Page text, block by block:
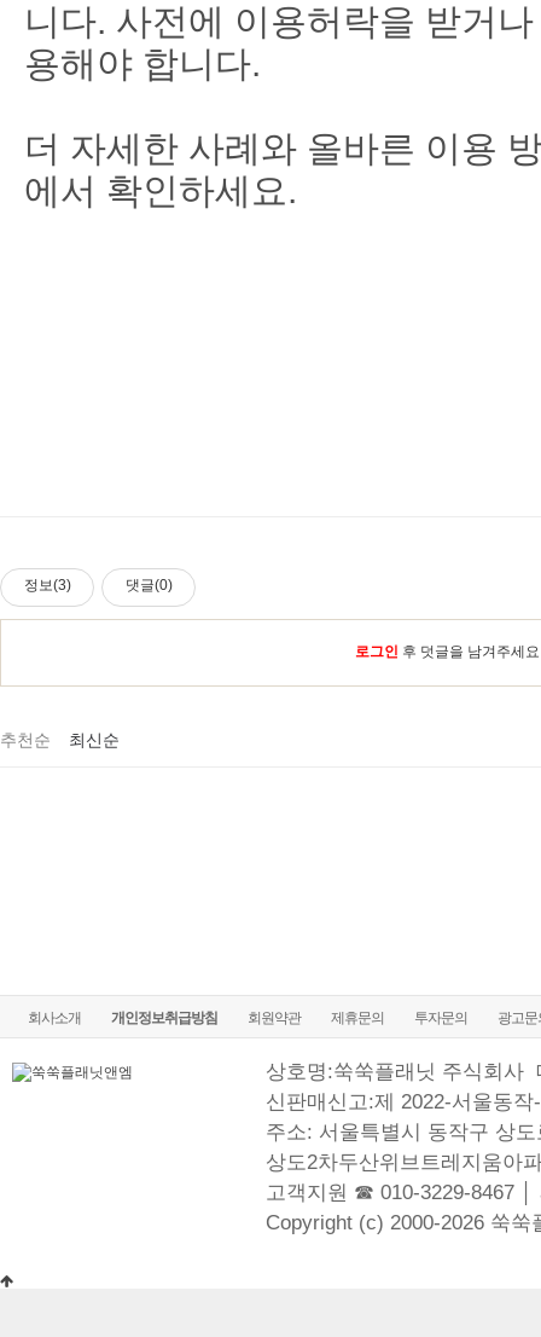
니다. 사전에 이용허락을 받거
용해야 합니다.
더 자세한 사례와 올바른 이용
에서 확인하세요.
정보(3) 댓글(0)
로그인 후 덧글을 남겨주세요
추천순 최신순
회사소개 개인정보취급방침 회원약관 제휴문의 투자문의 광고문
상호명:쑥쑥플래닛 주식회사
신판매신고:제 2022-서울동작
주소: 서울특별시 동작구 상
상도2차두산위브트레지움아
고객지원 ☎ 010-3229-8467 │
Copyright (c) 2000-2026 쑥